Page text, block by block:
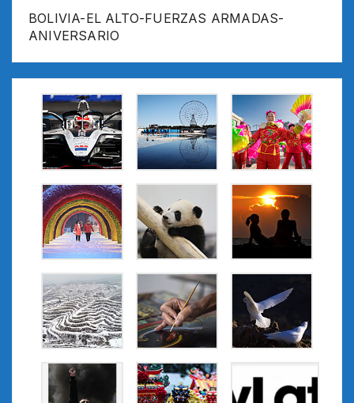
BOLIVIA-EL ALTO-FUERZAS ARMADAS-
ANIVERSARIO